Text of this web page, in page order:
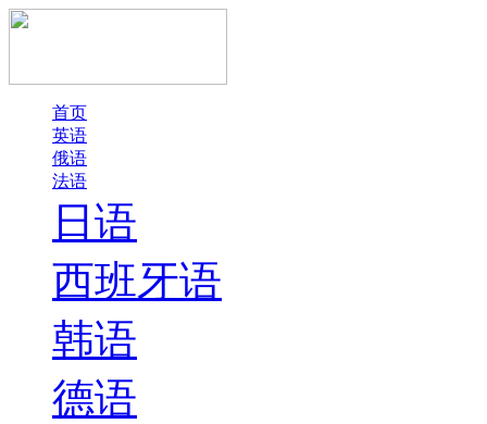
首页
英语
俄语
法语
日语
西班牙语
韩语
德语